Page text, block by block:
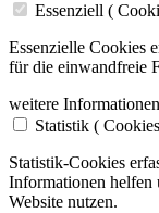
Essenziell (
Essenzielle Cookies
für die einwandfreie
weitere
Statistik (
Statistik-Cookies
Informationen helfen
Website nutzen.